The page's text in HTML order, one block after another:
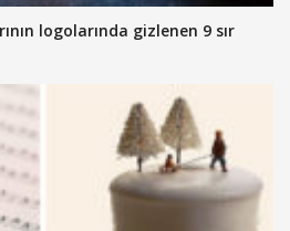
logolarında gizlenen 9 sır